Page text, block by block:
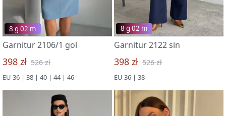
8 g 02 m
Garnitur 2106/1 gol
398 zł 526 zł
EU 36 | 38 | 40 | 44 | 46
8 g 02 m
Garnitur 2122 sin
398 zł 526 zł
EU 36 | 38